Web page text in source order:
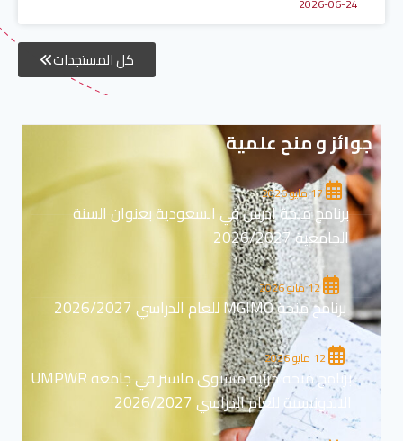
2026-06-24
كل المستجدات
جوائز و منح علمية
17 مايو 2026
برنامج منحة ادرس في السعودية بعنوان السنة
الجامعية 2026/2027
برنامج منحة MGIMO للعام الدراسي 2026/2027
12 مايو 2026
برنامج منحة جزئية مستوى ماستر في جامعة UMPWR
الاندونيسية للعام الدراسي 2026/2027